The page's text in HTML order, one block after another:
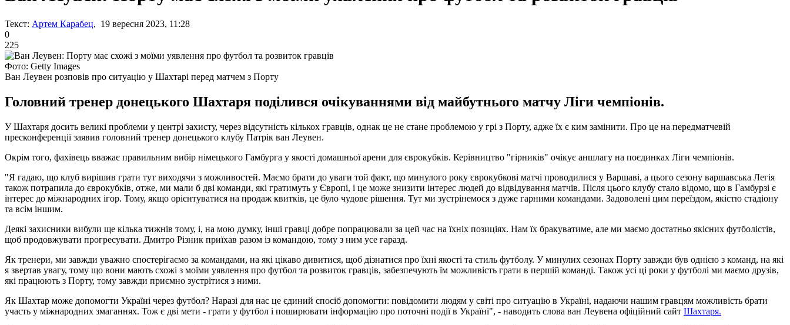
Текст: Артем Карабец, 19 вересня 2023, 11:28
0
225
Фото: Getty Images
Ван Леувен розповів про ситуацію у Шахтарі перед матчем з Порту
Головний тренер донецького Шахтаря поділився очікуваннями від майбутнього матчу Ліги чемпіонів.
У Шахтаря досить великі проблеми у центрі захисту, через відсутність кількох гравців, однак це не стане проблемою у грі з Порту, адже їх є ким замінити. Про це на передматчевій
пресконференції заявив головний тренер донецького клубу Патрік ван Леувен.
Окрім того, фахівець вважає правильним вибір німецького Гамбурга у якості домашньої арени для єврокубків. Керівництво "гірників" очікує аншлагу на поєдинках Ліги чемпіонів.
"Я гадаю, що клуб вирішив грати тут виходячи з можливостей. Маємо брати до уваги той факт, що минулого року єврокубкові матчі проводилися у Варшаві, а цього сезону варшавська Легія
також потрапила до єврокубків, отже, ми мали б дві команди, які гратимуть у Європі, і це може знизити інтерес людей до відвідування матчів. Після цього клубу стало відомо, що в Гамбурзі є
інтерес до міжнародних ігор. Тому, якщо орієнтуватися на продаж квитків, це було чудове рішення. Тут ми зустрінемося з дуже гарними командами. Задоволені цим переїздом, якістю стадіону
та всім іншим.
Деякі захисники вибули ще кілька тижнів тому, і, на мою думку, інші гравці добре попрацювали за цей час на їхніх позиціях. Нам їх бракуватиме, але ми маємо достатньо якісних футболістів,
щоб продовжувати прогресувати. Дмитро Різник приїхав разом із командою, тому з ним усе гаразд.
Як тренери, ми завжди уважно спостерігаємо за командами, на які цікаво дивитися, щоб дізнатися про їхні якості та стиль футболу. У минулих сезонах Порту завжди був однією з команд, на які
я звертав увагу, тому що вони мають схожі з моїми уявлення про футбол та розвиток гравців, забезпечують їм можливість грати в першій команді. Також усі ці роки у футболі ми маємо друзів,
які працюють з Порту, тому завжди приємно зустрітися з ними.
Як Шахтар може допомогти Україні через футбол? Наразі для нас це єдиний спосіб допомогти: повідомити людям у світі про ситуацію в Україні, надаючи нашим гравцям можливість брати
участь у міжнародних змаганнях. Тож є дві мети - грати у футбол і поширювати інформацію про поточні події в Україні", - наводить слова ван Леувена офіційний сайт Шахтаря.